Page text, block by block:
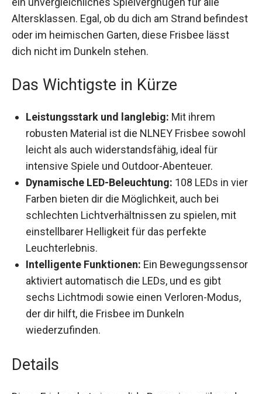
unvergleichliches Spielvergnügen für alle
Altersklassen. Egal, ob du dich am Strand
befindest oder im heimischen Garten, diese
Frisbee lässt dich nicht im Dunkeln stehen.
Das Wichtigste in Kürze
Leistungsstark und langlebig: Mit ihrem
robusten Material ist die NLNEY Frisbee
sowohl leicht als auch widerstandsfähig, ideal
für intensive Spiele und Outdoor-Abenteuer.
Dynamische LED-Beleuchtung: 108 LEDs in
vier Farben bieten dir die Möglichkeit, auch bei
schlechten Lichtverhältnissen zu spielen, mit
einstellbarer Helligkeit für das perfekte
Leuchterlebnis.
Intelligente Funktionen: Ein
Bewegungssensor aktiviert automatisch die
LEDs, und es gibt sechs Lichtmodi sowie
einen Verloren-Modus, der dir hilft, die Frisbee
im Dunkeln wiederzufinden.
Details